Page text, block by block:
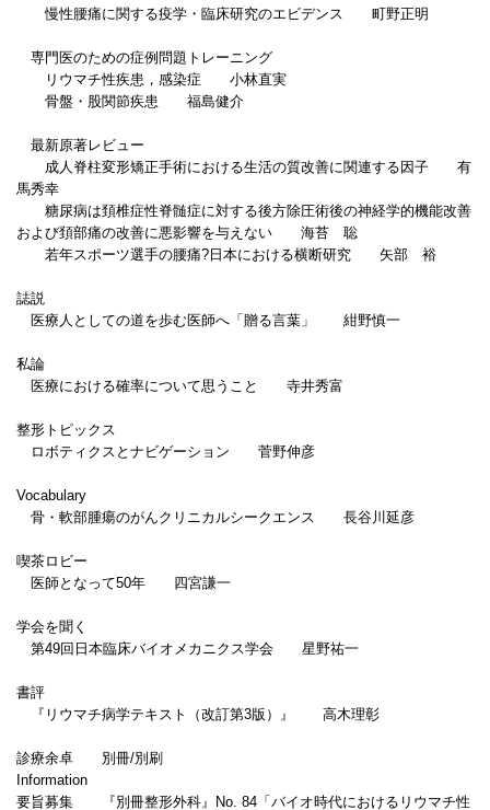
慢性腰痛に関する疫学・臨床研究のエビデンス 町野正明
専門医のための症例問題トレーニング
リウマチ性疾患，感染症 小林直実
骨盤・股関節疾患 福島健介
最新原著レビュー
成人脊柱変形矯正手術における生活の質改善に関連する因子 有
馬秀幸
糖尿病は頚椎症性脊髄症に対する後方除圧術後の神経学的機能改善
および頚部痛の改善に悪影響を与えない 海苔 聡
若年スポーツ選手の腰痛?日本における横断研究 矢部 裕
誌説
医療人としての道を歩む医師へ「贈る言葉」 紺野慎一
私論
医療における確率について思うこと 寺井秀富
整形トピックス
ロボティクスとナビゲーション 菅野伸彦
Vocabulary
骨・軟部腫瘍のがんクリニカルシークエンス 長谷川延彦
喫茶ロビー
医師となって50年 四宮謙一
学会を聞く
第49回日本臨床バイオメカニクス学会 星野祐一
書評
『リウマチ病学テキスト（改訂第3版）』 高木理彰
診療余卓 別冊/別刷
Information
要旨募集 『別冊整形外科』No. 84「バイオ時代におけるリウマチ性